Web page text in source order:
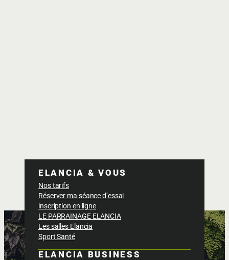
ELANCIA & VOUS
Nos tarifs
Réserver ma séance d’essai
inscription en ligne
LE PARRAINAGE ELANCIA
Les salles Elancia
Sport Santé
ELANCIA BUSINESS